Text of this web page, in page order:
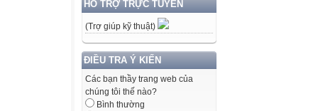
HỖ TRỢ TRỰC TUYẾN
(Trợ giúp kỹ thuật)
ĐIỀU TRA Ý KIẾN
Các bạn thầy trang web của
chúng tôi thế nào?
Bình thường